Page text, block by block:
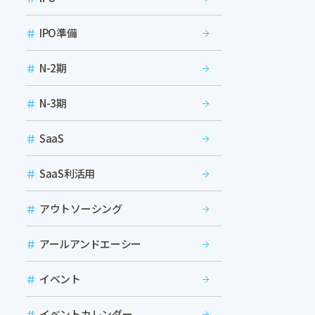
IPO準備
N-2期
N-3期
SaaS
SaaS利活用
アウトソーシング
アールアンドエーシー
イベント